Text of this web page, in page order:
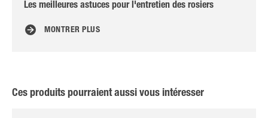
Les meilleures astuces pour l'entretien des rosiers
MONTRER PLUS
Ces produits pourraient aussi vous intéresser